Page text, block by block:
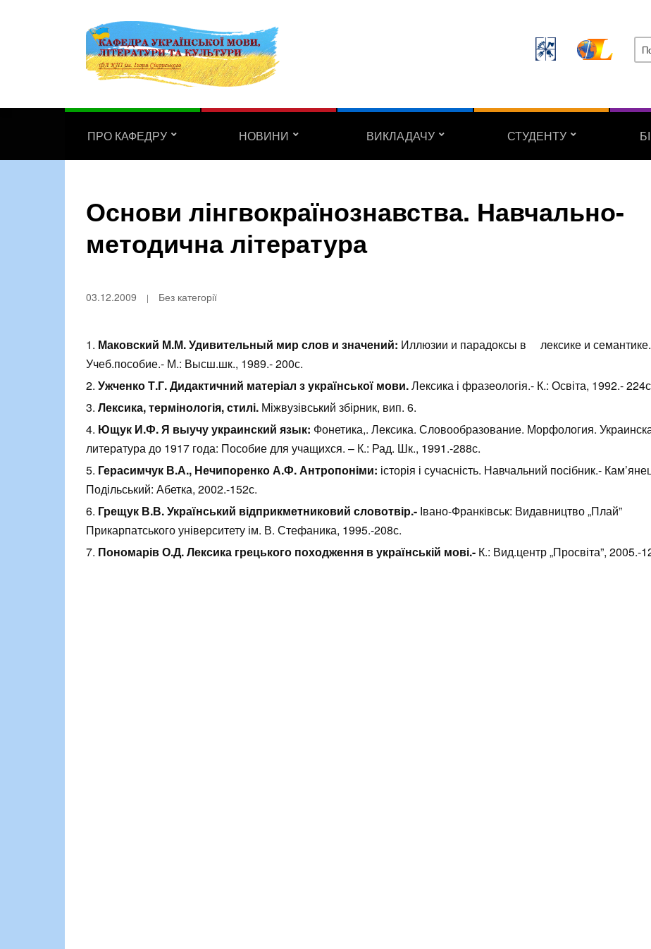
ПРО КАФЕДРУ НОВИНИ ВИКЛАДАЧУ СТУДЕНТУ
Основи лінгвокраїнознавства. Навчально-
методична література
03.12.2009 Без категорії
Маковский М.М. Удивительный мир слов и значений: Иллюзии и парадоксы в лексике и
Учеб.пособие.- М.: Высш.шк., 1989.- 200с.
Ужченко Т.Г. Дидактичний матеріал з української мови.Лексика і фразеологія.- К.: Освіта, 1992.-
Лексика, термінологія, стилі. Міжвузівський збірник, вип. 6.
Ющук И.Ф.Я выучу украинский язык: Фонетика,. Лексика. Словообразование. Морфология.
литература до 1917 года: Пособие для учащихся. – К.: Рад. Шк., 1991.-288с.
Герасимчук В.А., Нечипоренко А.Ф. Антропоніми: історія і сучасність. Навчальний посібник.-
Подільський: Абетка, 2002.-152с.
Грещук В.В. Український відприкметниковий словотвір.- Івано-Франківськ: Видавництво „Плай”
Прикарпатського університету ім. В. Стефаника, 1995.-208с.
Пономарів О.Д. Лексика грецького походження в українській мові.- К.: Вид.центр „Просвіта”, 2005.-